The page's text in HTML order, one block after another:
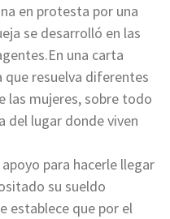
en protesta por una
se desarrolló en las
una carta
que resuelva diferentes
las mujeres, sobre todo
del lugar donde viven
para hacerle llegar
su sueldo
establece que por el